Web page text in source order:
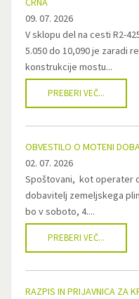
09. 07. 2026
V sklopu del na cesti R2-
5.050 do 10,090 je zaradi
konstrukcije mostu...
PREBERI VEČ...
OBVESTILO O MOTENI
02. 07. 2026
Spoštovani, kot operater
dobavitelj zemeljskega
bo v soboto, 4....
PREBERI VEČ...
RAZPIS IN PRIJAVNICA ZA